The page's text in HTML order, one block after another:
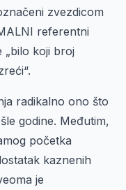
zvezdicom
referentni
„bilo koji broj
radikalno ono što
godine. Međutim,
početka
kaznenih
je